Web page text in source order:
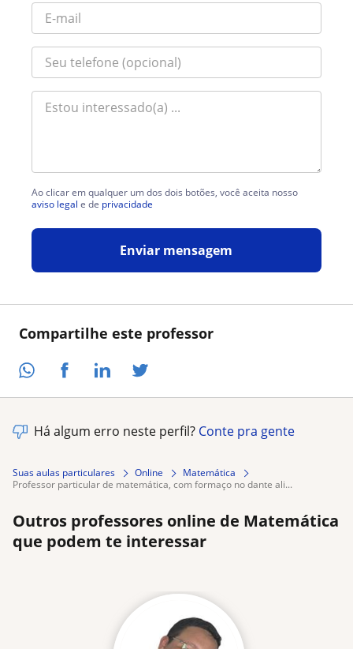
Compartilhe este professor
Ao clicar em qualquer um dos dois botões, você aceita nosso
aviso legal e de privacidade
Enviar mensagem
Há algum erro neste perfil? Conte pra gente
Suas aulas particulares Online
Matemática
professor particular de matemática, com formaço no dante ali...
Outros professores online de Matemática
que podem te interessar